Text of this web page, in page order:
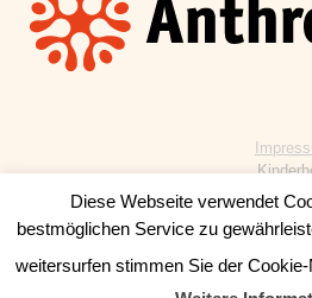
Diese Webseite verwendet
bestmöglichen Service zu
weitersurfen stimmen Sie der